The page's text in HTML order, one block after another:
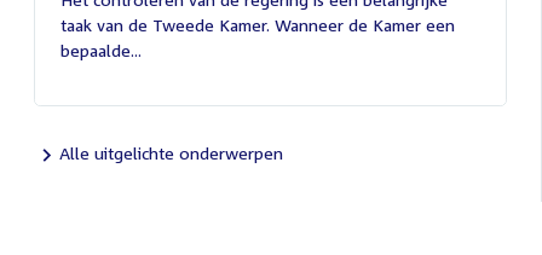
2026
taak van de Tweede Kamer. Wanneer de Kamer een
bepaalde...
Alle uitgelichte onderwerpen